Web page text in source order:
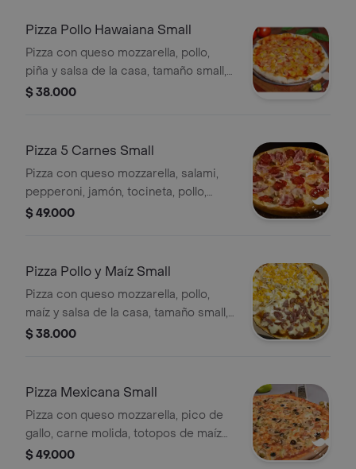
Pizza Pollo Hawaiana Small
Pizza con queso mozzarella, pollo,
piña y salsa de la casa, tamaño small,
6 porciones.
$ 38.000
Pizza 5 Carnes Small
Pizza con queso mozzarella, salami,
pepperoni, jamón, tocineta, pollo,
pimentón, cebolla y salsa de la casa,
$ 49.000
Pizza Pollo y Maíz Small
Pizza con queso mozzarella, pollo,
maíz y salsa de la casa, tamaño small,
6 porciones.
$ 38.000
Pizza Mexicana Small
Pizza con queso mozzarella, pico de
gallo, carne molida, totopos de maíz
picante y salsa de la casa, tamaño
$ 49.000